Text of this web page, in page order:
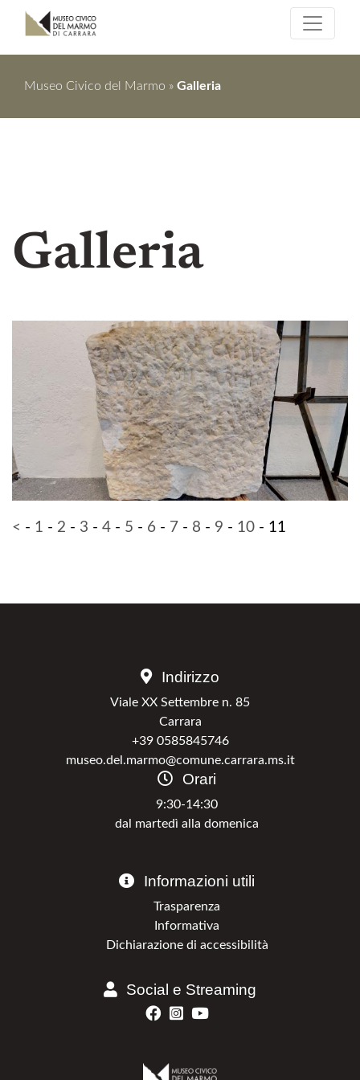
Museo Civico del Marmo » Galleria
Galleria
< - 1 - 2 - 3 - 4 - 5 - 6 - 7 - 8 - 9 - 10 - 11
Indirizzo
Viale XX Settembre n. 85
Carrara
+39 0585845746
museo.del.marmo@comune.carrara.ms.it
Orari
9:30-14:30
dal martedì alla domenica
Informazioni utili
Trasparenza
Informativa
Dichiarazione di accessibilità
Social e Streaming